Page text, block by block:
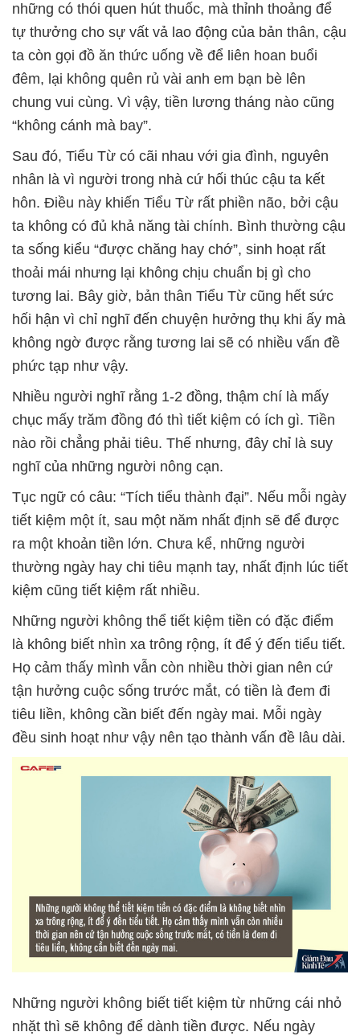
những có thói quen hút thuốc, mà thỉnh thoảng để
tự thưởng cho sự vất vả lao động của bản thân, cậu
ta còn gọi đồ ăn thức uống về để liên hoan buổi
đêm, lại không quên rủ vài anh em bạn bè lên
chung vui cùng. Vì vậy, tiền lương tháng nào cũng
“không cánh mà bay”.
Sau đó, Tiểu Từ có cãi nhau với gia đình, nguyên
nhân là vì người trong nhà cứ hối thúc cậu ta kết
hôn. Điều này khiến Tiểu Từ rất phiền não, bởi cậu
ta không có đủ khả năng tài chính. Bình thường cậu
ta sống kiểu “được chăng hay chớ”, sinh hoạt rất
thoải mái nhưng lại không chịu chuẩn bị gì cho
tương lai. Bây giờ, bản thân Tiểu Từ cũng hết sức
hối hận vì chỉ nghĩ đến chuyện hưởng thụ khi ấy mà
không ngờ được rằng tương lai sẽ có nhiều vấn đề
phức tạp như vậy.
Nhiều người nghĩ rằng 1-2 đồng, thậm chí là mấy
chục mấy trăm đồng đó thì tiết kiệm có ích gì. Tiền
nào rồi chẳng phải tiêu. Thế nhưng, đây chỉ là suy
nghĩ của những người nông cạn.
Tục ngữ có câu: “Tích tiểu thành đại”. Nếu mỗi ngày
tiết kiệm một ít, sau một năm nhất định sẽ để được
ra một khoản tiền lớn. Chưa kể, những người
thường ngày hay chi tiêu mạnh tay, nhất định lúc tiết
kiệm cũng tiết kiệm rất nhiều.
Những người không thể tiết kiệm tiền có đặc điểm
là không biết nhìn xa trông rộng, ít để ý đến tiểu tiết.
Họ cảm thấy mình vẫn còn nhiều thời gian nên cứ
tận hưởng cuộc sống trước mắt, có tiền là đem đi
tiêu liền, không cần biết đến ngày mai. Mỗi ngày
đều sinh hoạt như vậy nên tạo thành vấn đề lâu dài.
Những người không biết tiết kiệm từ những cái nhỏ
nhặt thì sẽ không để dành tiền được. Nếu ngày